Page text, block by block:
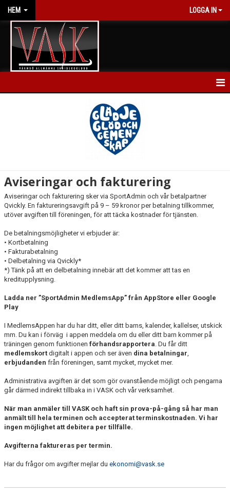
HEM LOGGA IN
BLI MEDLEM
ANMÄL DIG HÄR!
AVGIFTER
FAQ OM VASK
FÖRSÄKRING
FRITIDSKORTET
GRUPPER & NIVÅER
INFORMATION FÖR ÅKARE
LÄGER
VASK KLÄDER
VÄRMDÖKRISTALLEN 2026
Aviseringar och fakturering
Aviseringar och fakturering sker via SportAdmin och vår betalpartner
Qvickly. En faktureringsavgift på 9 – 59 kronor per betalning tillkommer,
utöver avgiften till föreningen, för att täcka kostnader för tjänsten.
De betalningsmöjligheter vi erbjuder är:
• Kortbetalning
• Fakturabetalning
• Delbetalning via Qvickly*
*) Tänk på att en delbetalning innebär att det kommer att tas en
kreditupplysning.
Ladda ner ”SportAdmin MedlemsApp” från AppStore eller Google
Play
I MedlemsAppen har du har ditt, eller ditt barns, kalender, kallelser, utskick
mm. Du kan i förväg i appen meddela om du eller ditt barn kommer på
träningen genom funktionen förhandsrapportera. Du får ditt
medlemskort digitalt i appen och ser även dina betalningar,
erbjudanden från föreningen, samt mycket, mycket mer.
Administrativa avgiften är det som gör ovanstående möjligt och pengarna
går därmed indirekt tillbaka in i VASK och vår verksamhet.
När man anmäler till VASK och haft sin prova-på-gång så har man
anmält till hela terminen och accepterat terminskostnaden. Vi har
ingen möjlighet att debitera per tillfälle.
Avgifterna faktureras per termin.
Har du frågor om avgifter mejlar du ekonomi@vask.se